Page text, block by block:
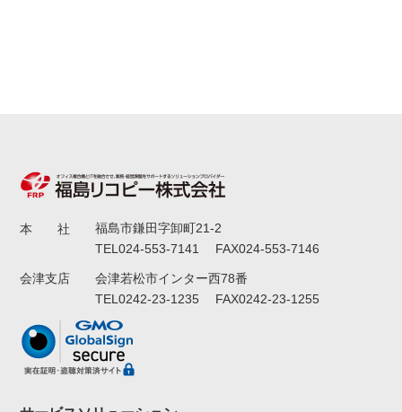
本 社
福島市鎌田字卸町21-2
TEL024-553-7141 FAX024-553-7146
会津支店
会津若松市インター西78番
TEL0242-23-1235 FAX0242-23-1255